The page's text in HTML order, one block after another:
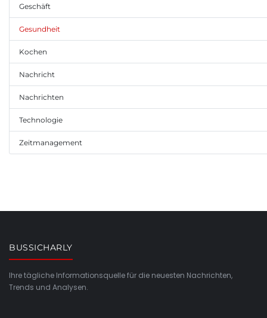
Geschäft
Gesundheit
Kochen
Nachricht
Nachrichten
Technologie
Zeitmanagement
BUSSICHARLY
Ihre tägliche Informationsquelle für die neuesten Nachrichten,
Trends und Analysen.